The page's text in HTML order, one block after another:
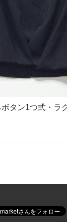
タン1つ式・ラ